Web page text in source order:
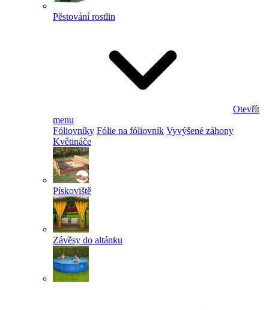
Pěstování rostlin
Otevřít
menu
Fóliovníky Fólie na fóliovník Vyvýšené záhony
Květináče
Pískoviště
Závěsy do altánku